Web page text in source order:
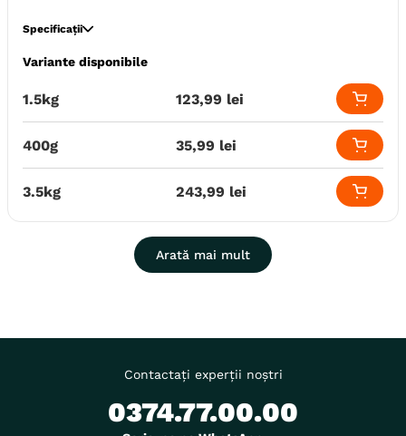
Specificații
Indicatii Speciale
Producator
Royal Canin
Variante disponibile
1.5kg 123,99 lei
400g 35,99 lei
3.5kg 243,99 lei
Arată mai mult
Contactați experții noștri
0374.77.00.00